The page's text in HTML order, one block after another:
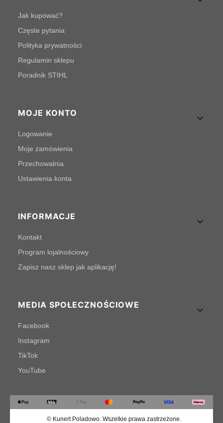
Jak kupować?
Częste pytania
Polityka prywatności
Regulamin sklepu
Poradnik STIHL
MOJE KONTO
Logowanie
Moje zamówienia
Przechowalnia
Ustawienia konta
INFORMACJE
Kontakt
Program lojalnościowy
Zapisz nasz sklep jak aplikację!
MEDIA SPOŁECZNOŚCIOWE
Facebook
Instagram
TikTok
YouTube
© Kunert Poladowo. Wszelkie prawa zastrzeżone.